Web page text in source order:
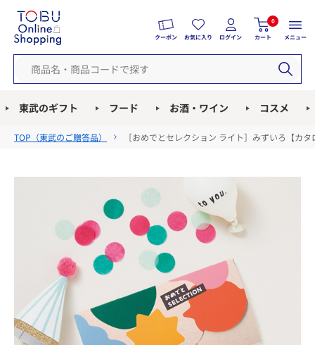
クーポン お気に入り ログイン
0
カート メニュー
東武のギフト フード お酒・ワイン コスメ
TOP（東武のご贈答品） ［おめでとセレクション ライト］みずいろ【カ